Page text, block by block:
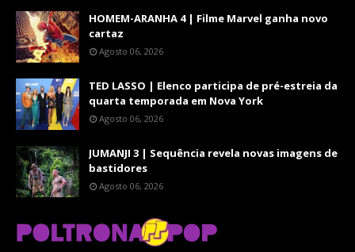
HOMEM-ARANHA 4 | Filme Marvel ganha novo
cartaz
Agosto 06, 2026
TED LASSO | Elenco participa de pré-estreia da
quarta temporada em Nova York
Agosto 06, 2026
JUMANJI 3 | Sequência revela novas imagens de
bastidores
Agosto 06, 2026